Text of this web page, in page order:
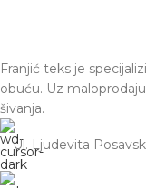
Franjić teks je
obuću. Uz
šivanja.
Ul. Ljudevita